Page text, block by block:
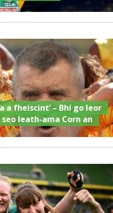
a fheiscint’ – Bhí go leor
leath-ama Corn an